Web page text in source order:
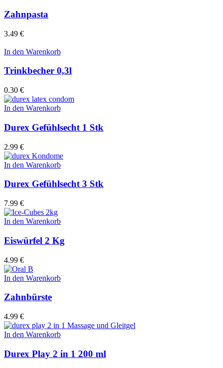
Zahnpasta
3.49 €
In den Warenkorb
Trinkbecher 0,3l
0.30 €
In den Warenkorb
Durex Gefühlsecht 1 Stk
2.99 €
In den Warenkorb
Durex Gefühlsecht 3 Stk
7.99 €
In den Warenkorb
Eiswürfel 2 Kg
4.99 €
In den Warenkorb
Zahnbürste
4.99 €
In den Warenkorb
Durex Play 2 in 1 200 ml